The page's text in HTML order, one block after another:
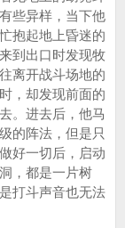
些异样，当下他
抱起地上昏迷的
到出口时发现牧
离开战斗场地的
，却发现前面的
。进去后，他马
的阵法，但是只
好一切后，启动
，都是一片树
打斗声音也无法